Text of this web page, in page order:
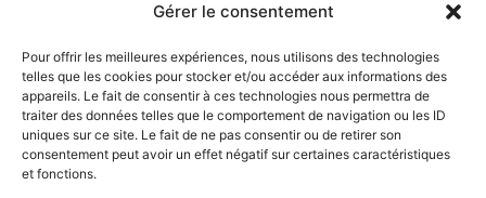
Gérer le consentement
Pour offrir les meilleures expériences, nous utilisons des technologies
telles que les cookies pour stocker et/ou accéder aux informations des
appareils. Le fait de consentir à ces technologies nous permettra de
traiter des données telles que le comportement de navigation ou les ID
uniques sur ce site. Le fait de ne pas consentir ou de retirer son
consentement peut avoir un effet négatif sur certaines caractéristiques
et fonctions.